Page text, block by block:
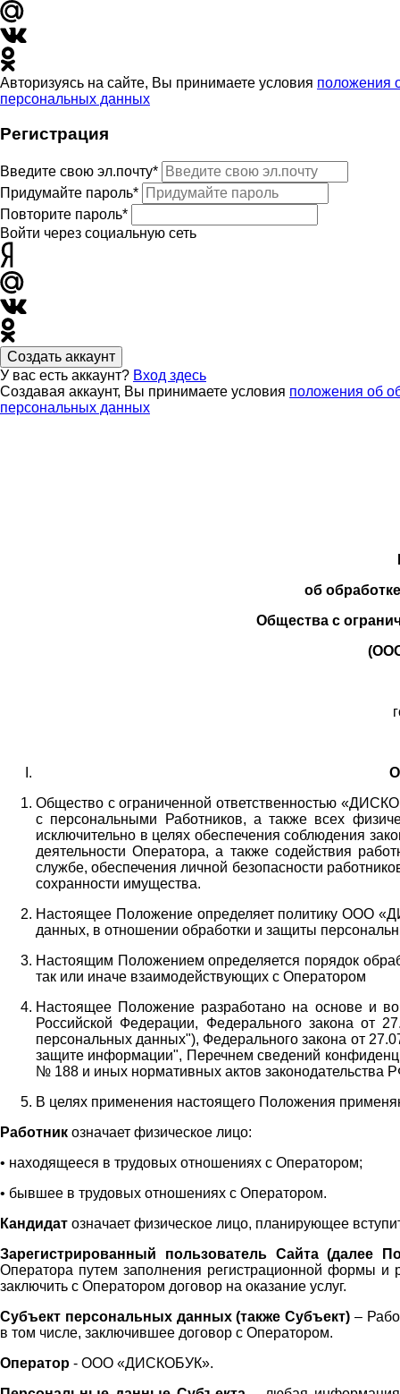
Авторизуясь на сайте, Вы принимаете условия положения
персональных данных
Регистрация
Введите свою эл.почту*
Придумайте пароль*
Повторите пароль*
Войти через социальную сеть
Создать аккаунт
У вас есть аккаунт? Вход здесь
Создавая аккаунт, Вы принимаете условия положения об
персональных данных
об
Общества с
Общество с ограниченной ответственностью
с персональными Работников, а также всех
исключительно в целях обеспечения соблюдения
деятельности Оператора,а также содействия
службе, обеспечения личной безопасности
сохранности имущества.
Настоящее Положение определяет политику ООО
данных, в отношении обработки и защиты
Настоящим Положением определяется порядок
так или иначе взаимодействующих с Оператором
Настоящее Положение разработано на основе и во
Российской Федерации, Федерального закона
персональных данных"), Федерального закона от
защите информации", Перечнем сведений
№ 188 и иных нормативных актов законодательства
В целях применения настоящего Положения
Работник означает физическое лицо:
• находящееся в трудовых отношениях с Оператором;
• бывшее в трудовых отношениях с Оператором.
Кандидат означает физическое лицо, планирующее
Зарегистрированный пользователь Сайта (далее
Оператора путем заполнения регистрационной формы и
заключить с Оператором договор на оказание услуг.
Субъект персональных данных (также Субъект) –
в том числе, заключившее договор с Оператором.
Оператор - ООО «ДИСКОБУК».